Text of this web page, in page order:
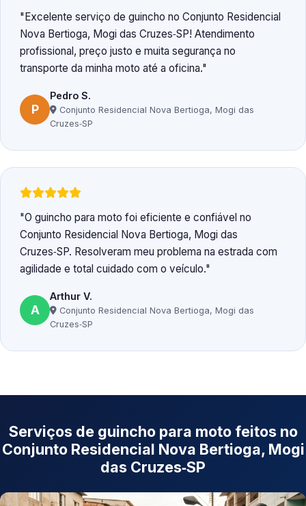
Excelente serviço de guincho no Conjunto Residencial
Nova Bertioga, Mogi das Cruzes‑SP! Atendimento
profissional, preço justo e muita segurança no
transporte da minha moto até a oficina.
P
Pedro S.
Conjunto Residencial Nova Bertioga, Mogi das
Cruzes‑SP
O guincho para moto foi eficiente e confiável no
Conjunto Residencial Nova Bertioga, Mogi das
Cruzes‑SP. Resolveram meu problema na estrada com
agilidade e total cuidado com o veículo.
A
Arthur V.
Conjunto Residencial Nova Bertioga, Mogi das
Cruzes‑SP
Serviços de guincho para moto feitos no
Conjunto Residencial Nova Bertioga, Mogi
das Cruzes‑SP